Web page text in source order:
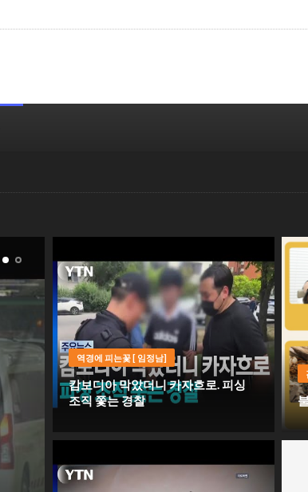
역경에 피는꽃 [ 임정남]
캄보디아 막았더니 카자흐로. 피싱
조직 쫓는 경찰
직 쫓는 경찰